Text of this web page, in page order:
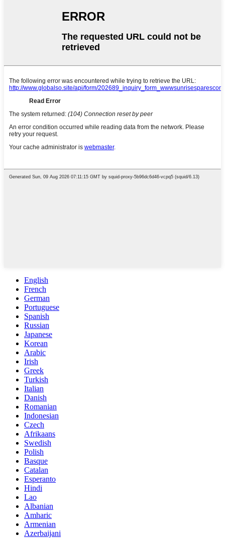
English
French
German
Portuguese
Spanish
Russian
Japanese
Korean
Arabic
Irish
Greek
Turkish
Italian
Danish
Romanian
Indonesian
Czech
Afrikaans
Swedish
Polish
Basque
Catalan
Esperanto
Hindi
Lao
Albanian
Amharic
Armenian
Azerbaijani